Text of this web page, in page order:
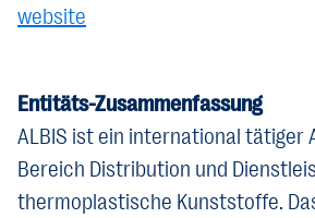
website
Entitäts-Zusammenfassung
ALBIS ist ein international tätiger
Bereich Distribution und
thermoplastische Kunststoffe.